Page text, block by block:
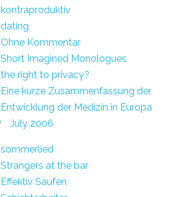
kontraproduktiv
dating
Ohne Kommentar
Short Imagined Monologues
the right to privacy?
Eine kurze Zusammenfassung der
Entwicklung der Medizin in Europa
July 2006
sommerlied
Strangers at the bar
Effektiv Saufen